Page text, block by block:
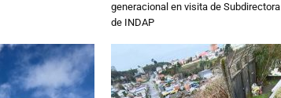
generacional en visita de Subdirectora
de INDAP